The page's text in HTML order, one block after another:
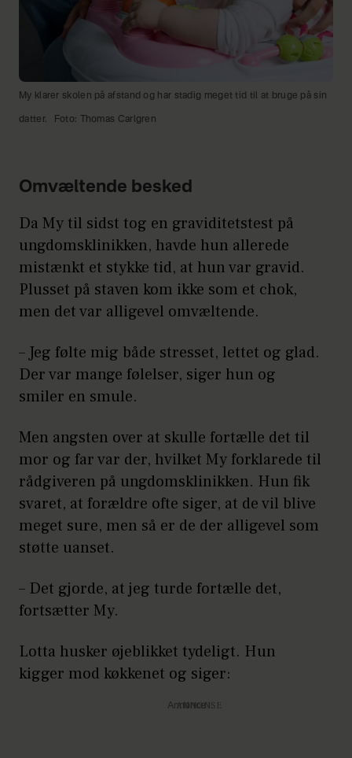
My klarer skolen på afstand og har stadig meget tid til at bruge på sin
datter. Foto: Thomas Carlgren
Omvæltende besked
Da My til sidst tog en graviditetstest på
ungdomsklinikken, havde hun allerede
mistænkt et stykke tid, at hun var gravid.
Plusset på staven kom ikke som et chok,
men det var alligevel omvæltende.
– Jeg følte mig både stresset, lettet og glad.
Der var mange følelser, siger hun og
smiler en smule.
Men angsten over at skulle fortælle det til
mor og far var der, hvilket My forklarede til
rådgiveren på ungdomsklinikken. Hun fik
svaret, at forældre ofte siger, at de vil blive
meget sure, men så er de der alligevel som
støtte uanset.
– Det gjorde, at jeg turde fortælle det,
fortsætter My.
Lotta husker øjeblikket tydeligt. Hun
kigger mod køkkenet og siger:
Annonce